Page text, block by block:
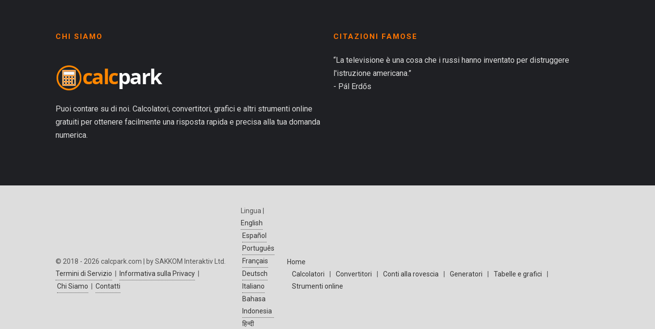
CHI SIAMO
Puoi contare su di noi. Calcolatori, convertitori, grafici e altri strumenti online
gratuiti per ottenere facilmente una risposta rapida e precisa alla tua domanda
numerica.
CITAZIONI FAMOSE
“La televisione è una cosa che i russi hanno inventato per distruggere
l'istruzione americana.”
- Pál Erdős
© 2018 - 2026 calcpark.com | by SAKKOM Interaktiv Ltd.
Termini di Servizio | Informativa sulla Privacy |
Chi Siamo | Contatti
Lingua |
English
Español
Português
Français
Deutsch
Italiano
Bahasa
Indonesia
हिन्दी
Home
Calcolatori
| Convertitori | Conti alla rovescia | Generatori | Tabelle e grafici
|
Strumenti online